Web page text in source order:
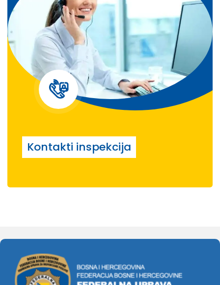
Kontakti inspekcija